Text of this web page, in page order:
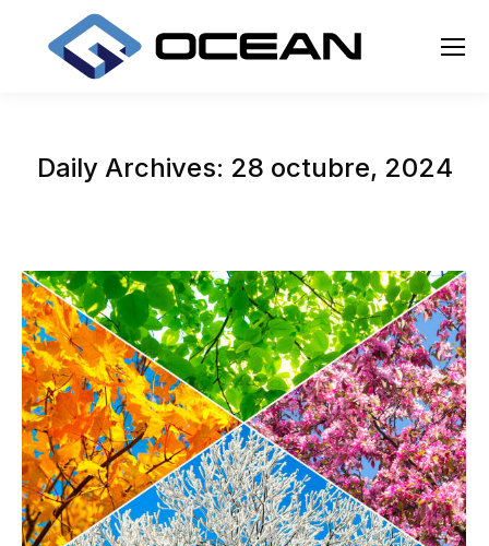
Daily Archives: 28 octubre, 2024